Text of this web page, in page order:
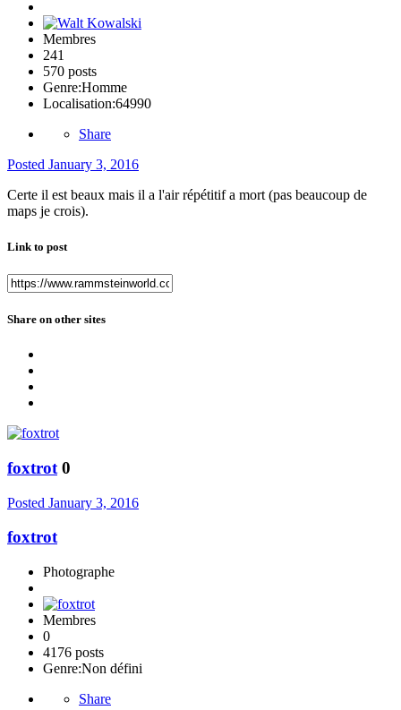
Membres
241
570 posts
Genre:Homme
Localisation:64990
Share
Posted January 3, 2016
Certe il est beaux mais il a l'air répétitif a mort (pas beaucoup de
maps je crois).
Link to post
Share on other sites
foxtrot 0
Posted January 3, 2016
foxtrot
Photographe
Membres
0
4176 posts
Genre:Non défini
Share